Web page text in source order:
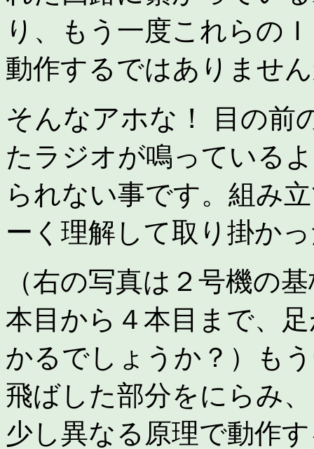
り、もう一度これらの
動作するではありませ
そんなアホな！
目の前
たラジオが鳴っている
られない事です。組み
ーく理解して取り掛か
（右の写真は２号機の
本目から４本目まで、
かるでしょうか？）も
飛ばした部分をにらみ
少し異なる原理で動作